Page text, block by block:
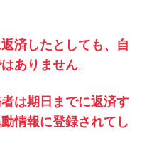
済したとしても、自
ありません。
は期日までに返済す
情報に登録されてし